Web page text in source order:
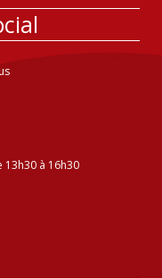
13h30 à 16h30